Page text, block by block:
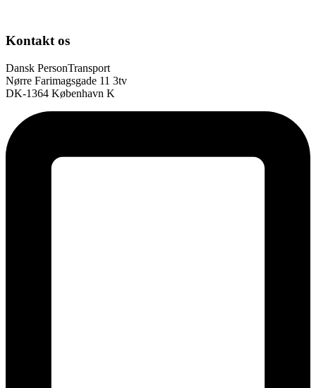
Kontakt os
Dansk PersonTransport
Nørre Farimagsgade 11 3tv
DK-1364 København K